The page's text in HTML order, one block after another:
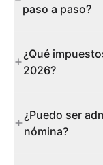
paso a paso?
¿Qué
2026?
¿Puedo ser
nómina?